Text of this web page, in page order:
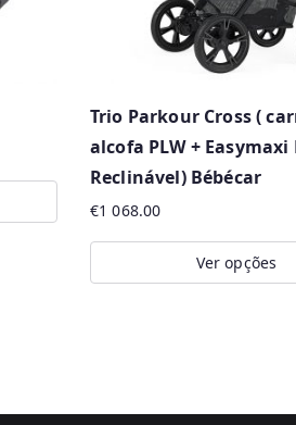
Trio Parkour Cross (
alcofa PLW + Easymaxi
Reclinável) Bébécar
€1 068.00
Ver opções
variants.